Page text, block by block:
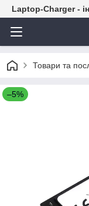
Laptop-Charger -
Товари та
–5%